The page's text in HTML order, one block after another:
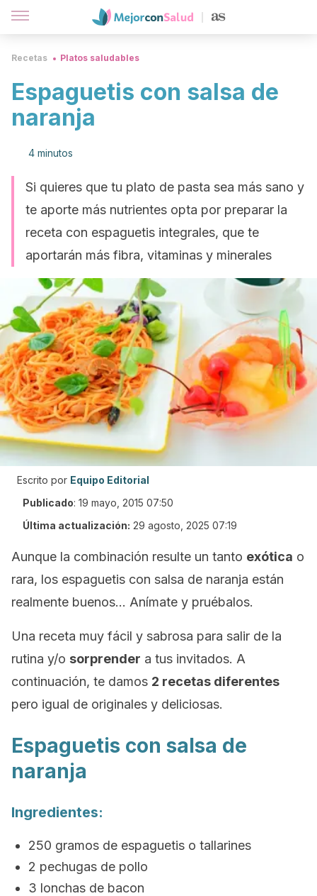
Recetas Platos saludables
Espaguetis con salsa de
naranja
4 minutos
Si quieres que tu plato de pasta sea más sano y
te aporte más nutrientes opta por preparar la
receta con espaguetis integrales, que te
aportarán más fibra, vitaminas y minerales
Escrito por Equipo Editorial
Publicado: 19 mayo, 2015 07:50
Última actualización: 29 agosto, 2025 07:19
Aunque la combinación resulte un tanto exótica o
rara, los espaguetis con salsa de naranja están
realmente buenos… Anímate y pruébalos.
Una receta muy fácil y sabrosa para salir de la
rutina y/o sorprender a tus invitados. A
continuación, te damos 2 recetas diferentes
pero igual de originales y deliciosas.
Espaguetis con salsa de
naranja
Ingredientes:
250 gramos de espaguetis o tallarines
2 pechugas de pollo
3 lonchas de bacon